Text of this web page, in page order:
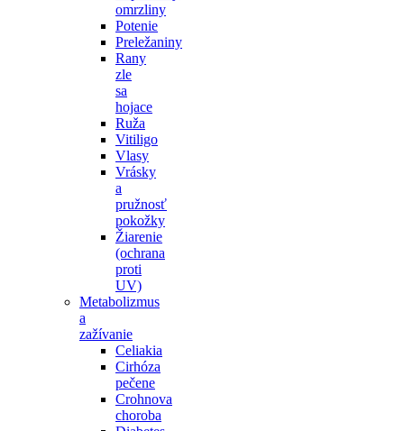
omrzliny
Potenie
Preležaniny
Rany
zle
sa
hojace
Ruža
Vitiligo
Vlasy
Vrásky
a
pružnosť
pokožky
Žiarenie
(ochrana
proti
UV)
Metabolizmus
a
zažívanie
Celiakia
Cirhóza
pečene
Crohnova
choroba